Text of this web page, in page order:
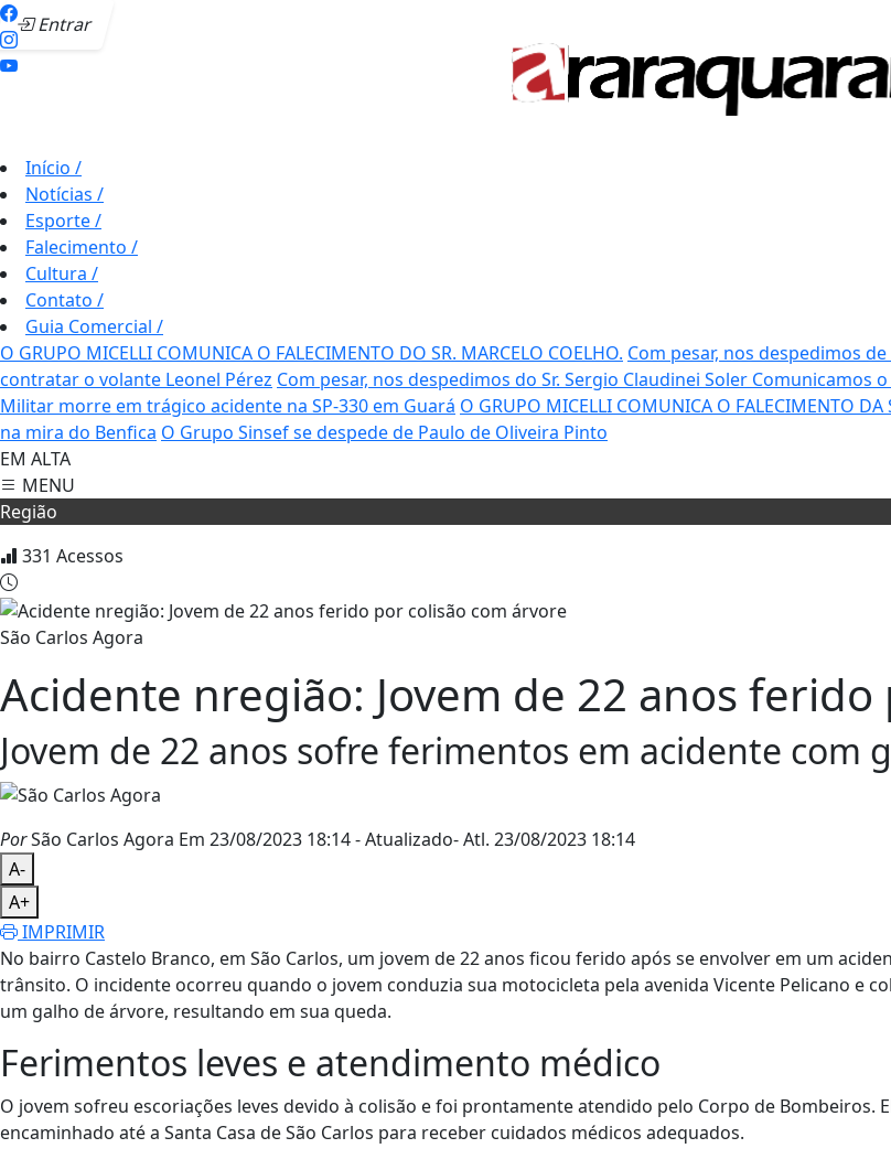
Entrar
Início /
Notícias /
Esporte/
Falecimento /
Cultura /
Contato /
Guia Comercial /
O GRUPO MICELLI COMUNICA O FALECIMENTO DO SR. MARCELO COELHO. Com pesar, nos despedimos
contratar o volante Leonel Pérez Com pesar, nos despedimos do Sr. Sergio Claudinei Soler Comunicamos o
Militar morre em trágico acidente na SP-330 em Guará O GRUPO MICELLI COMUNICA O FALECIMENTO DA
na mira do Benfica O Grupo Sinsef se despede de Paulo de Oliveira Pinto
EM ALTA
MENU
Região
331 Acessos
São Carlos Agora
Acidente nregião: Jovem de 22 anos
Jovem de 22 anos sofre ferimentos em acidente com
PorSão Carlos Agora Em 23/08/2023 18:14- Atualizado- Atl. 23/08/2023 18:14
A-
A+
IMPRIMIR
No bairro Castelo Branco, em São Carlos, um jovem de 22 anos ficou ferido após se envolver em um
trânsito. O incidente ocorreu quando o jovem conduzia sua motocicleta pela avenida Vicente Pelicano e
um galho de árvore, resultando em sua queda.
Ferimentos leves e atendimento médico
O jovem sofreu escoriações leves devido à colisão e foi prontamente atendido pelo Corpo de Bombeiros.
encaminhado até a Santa Casa de São Carlos para receber cuidados médicos adequados.